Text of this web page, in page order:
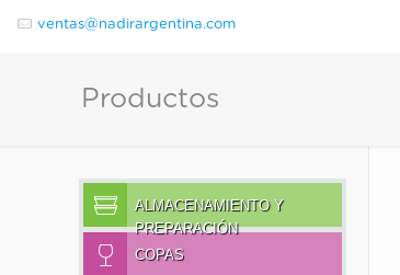
ventas@nadirargentina.com
Productos
ALMACENAMIENTO Y
PREPARACIÓN
COPAS